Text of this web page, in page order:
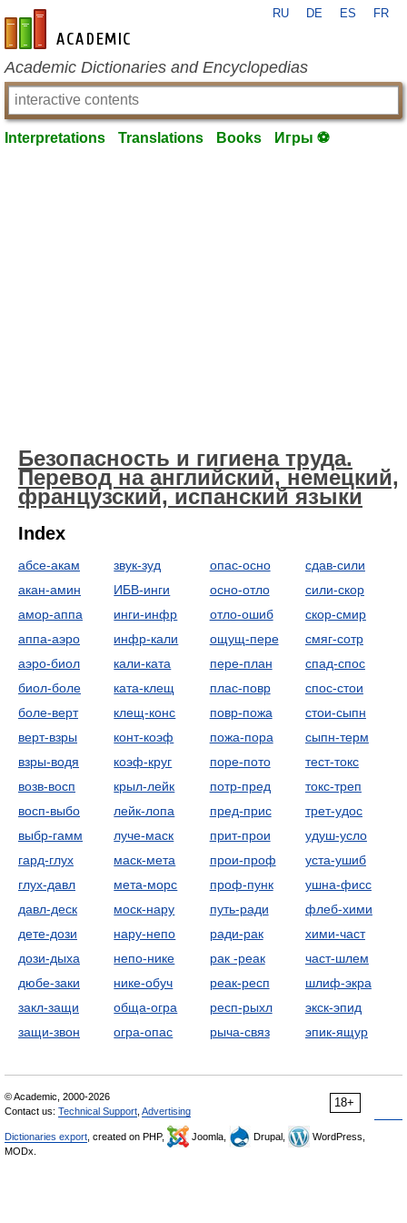
en-academic.com
RU DE ES FR
Academic Dictionaries and Encyclopedias
Interpretations Translations Books Игры ⚽
Безопасность и гигиена труда.
Перевод на английский, немецкий,
французский, испанский языки
Index
абсе-акам
акан-амин
амор-аппа
аппа-аэро
аэро-биол
биол-боле
боле-верт
верт-взры
взры-водя
возв-восп
восп-выбо
выбр-гамм
гард-глух
глух-давл
давл-деск
дете-дози
дози-дыха
дюбе-заки
закл-защи
защи-звон
звук-зуд
ИБВ-инги
инги-инфр
инфр-кали
кали-ката
ката-клещ
клещ-конс
конт-коэф
коэф-круг
крыл-лейк
лейк-лопа
луче-маск
маск-мета
мета-морс
моск-нару
нару-непо
непо-нике
нике-обуч
обща-огра
огра-опас
опас-осно
осно-отло
отло-ошиб
ощущ-пере
пере-план
плас-повр
повр-пожа
пожа-пора
поре-пото
потр-пред
пред-прис
прит-прои
прои-проф
проф-пунк
путь-ради
ради-рак
рак -реак
реак-респ
респ-рыхл
рыча-связ
сдав-сили
сили-скор
скор-смир
смяг-сотр
спад-спос
спос-стои
стои-сыпн
сыпн-терм
тест-токс
токс-треп
трет-удос
удуш-усло
уста-ушиб
ушна-фисс
флеб-хими
хими-част
част-шлем
шлиф-экра
экск-эпид
эпик-ящур
18+
© Academic, 2000-2026
Contact us: Technical Support Advertising
Dictionaries export , created on PHP, Joomla, Drupal,
WordPress,
MODx.